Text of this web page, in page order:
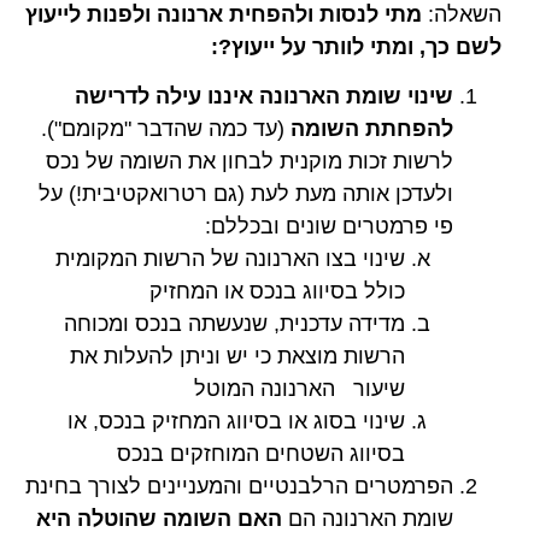
השאלה: מתי לנסות ולהפחית ארנונה ולפנות לייעוץ
לשם כך, ומתי לוותר על ייעוץ?:
שינוי שומת הארנונה איננו עילה לדרישה
להפחתת השומה (עד כמה שהדבר "מקומם").
לרשות זכות מוקנית לבחון את השומה של נכס
ולעדכן אותה מעת לעת (גם רטרואקטיבית!) על
פי פרמטרים שונים ובכללם:
שינוי בצו הארנונה של הרשות המקומית
כולל בסיווג בנכס או המחזיק
מדידה עדכנית, שנעשתה בנכס ומכוחה
הרשות מוצאת כי יש וניתן להעלות את
שיעור הארנונה המוטל
שינוי בסוג או בסיווג המחזיק בנכס, או
בסיווג השטחים המוחזקים בנכס
הפרמטרים הרלבנטיים והמעניינים לצורך בחינת
שומת הארנונה הם האם השומה שהוטלה היא